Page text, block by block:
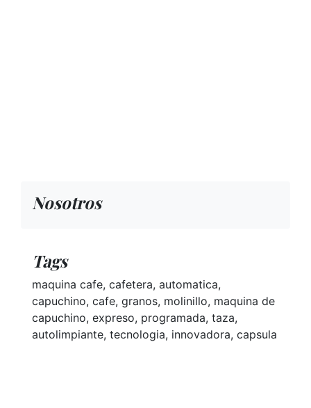
Nosotros
Tags
maquina cafe, cafetera, automatica,
capuchino, cafe, granos, molinillo, maquina de
capuchino, expreso, programada, taza,
autolimpiante, tecnologia, innovadora, capsula